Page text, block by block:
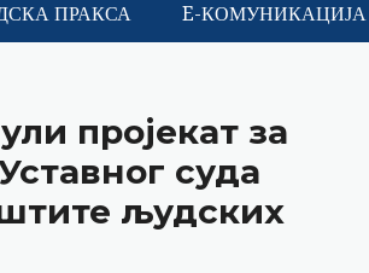
ПРАКСА E-КОМУНИКАЦИЈА
пројекат за
суда
људских